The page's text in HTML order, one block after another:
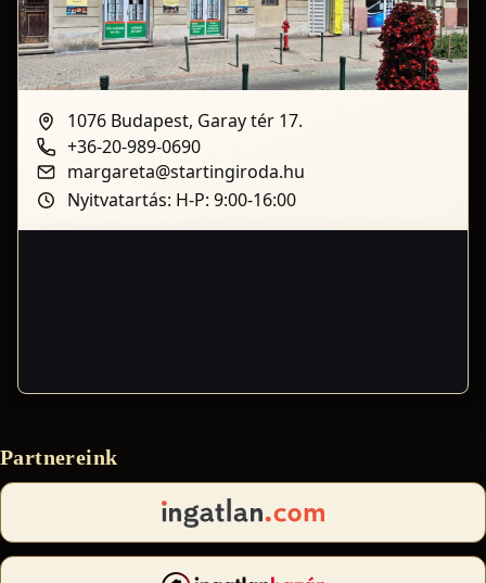
1076 Budapest, Garay tér 17.
+36-20-989-0690
margareta@startingiroda.hu
Nyitvatartás: H-P: 9:00-16:00
Partnereink